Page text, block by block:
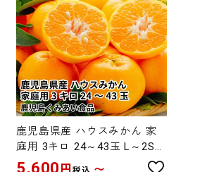
鹿児島県産 ハウスみかん 家
庭用 3キロ 24～43玉 L～2Sサ
イズ
5,600 円 〜